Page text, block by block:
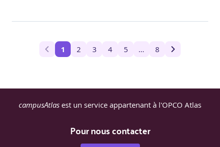
1 2 3 4 5 … 8
campusAtlas est un service appartenant à l'OPCO Atlas
Pour nous contacter